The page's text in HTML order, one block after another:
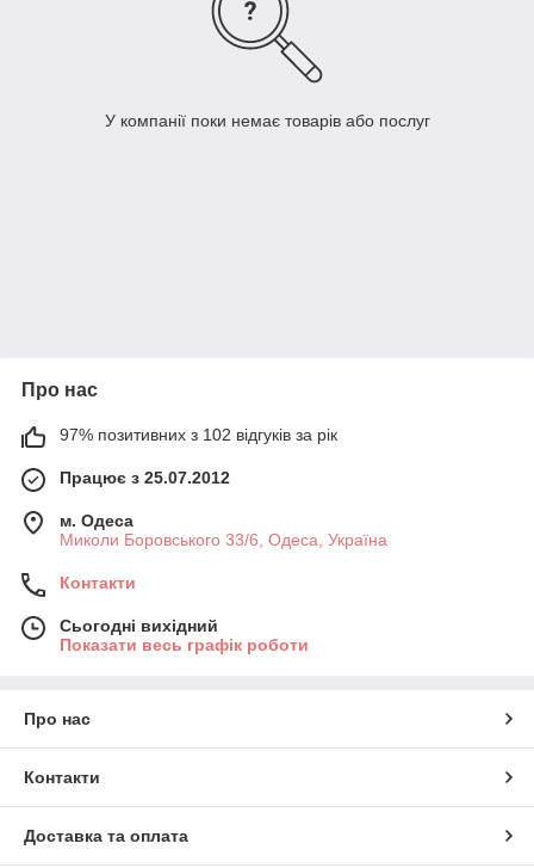
У компанії поки немає товарів або послуг
Про нас
97% позитивних з 102 відгуків за рік
Працює з 25.07.2012
м. Одеса
Миколи Боровського 33/6, Одеса, Україна
Контакти
Сьогодні вихідний
Показати весь графік роботи
Про нас
Контакти
Доставка та оплата